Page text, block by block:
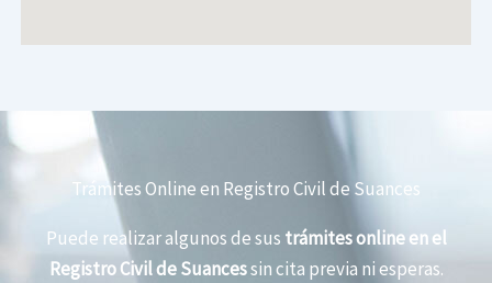
Trámites Online en Registro Civil de Suances
Puede realizar algunos de sus trámites online en el
Registro Civil de Suancessin cita previa ni esperas.